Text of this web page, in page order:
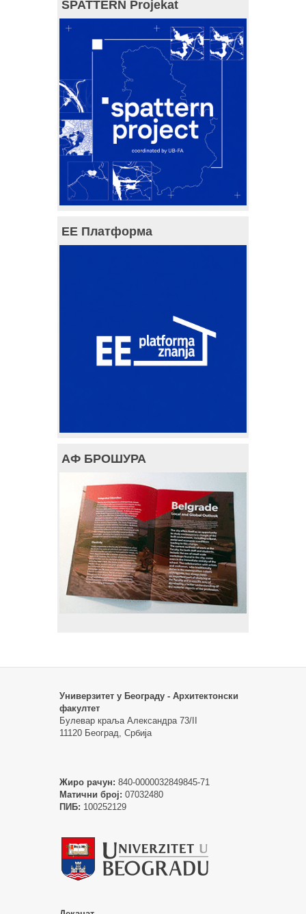
SPATTERN Projekat
ЕЕ Платформа
АФ БРОШУРА
Универзитет у Београду - Архитектонски
факултет
Булевар краља Александра 73/II
11120 Београд, Србија
Жиро рачун: 840-0000032849845-71
Матични број: 07032480
ПИБ: 100252129